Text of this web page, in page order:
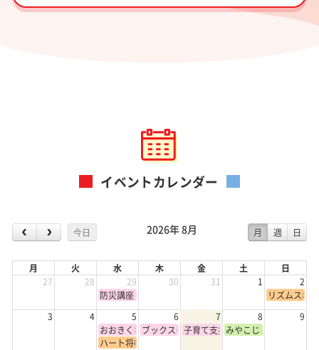
イベントカレンダー
今日 月 週 日
2026年 8月
月 火 水 木 金 土
日
27
28 29 30 31 1
2
防災講座
リズムスポ
3
4 5 6 7 8
9
おおきくなったかな
ブックスタート子育て支援コンシェルジュさんに
みやこじま・おもちゃ
ハート将棋キッズクラブ